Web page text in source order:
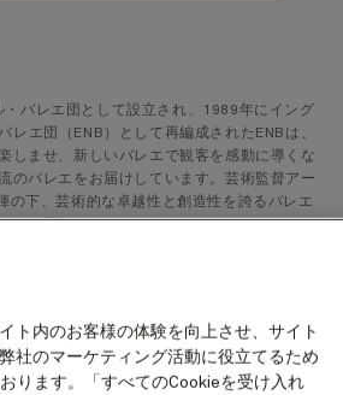
バレエ団として設立され、1989年にイング
レエ団（ENB）として再編成されたENBは、
しませ、新しいバレエで観客を感動に導くな
のバレエをお届けしています。芸術監督アー
の下、芸術的な卓越性と創造性を誇るバレエ
団です。
ト内のお客様の体験を向上させ、サイト
社のマーケティング活動に役立てるため
ります。「すべてのCookieを受け入れ